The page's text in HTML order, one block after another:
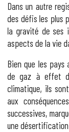
Dans un autre
des défis les plus
la gravité de ses
aspects de la vie
Bien que les pays
de gaz à effet
climatique, ils
aux
successives,
une